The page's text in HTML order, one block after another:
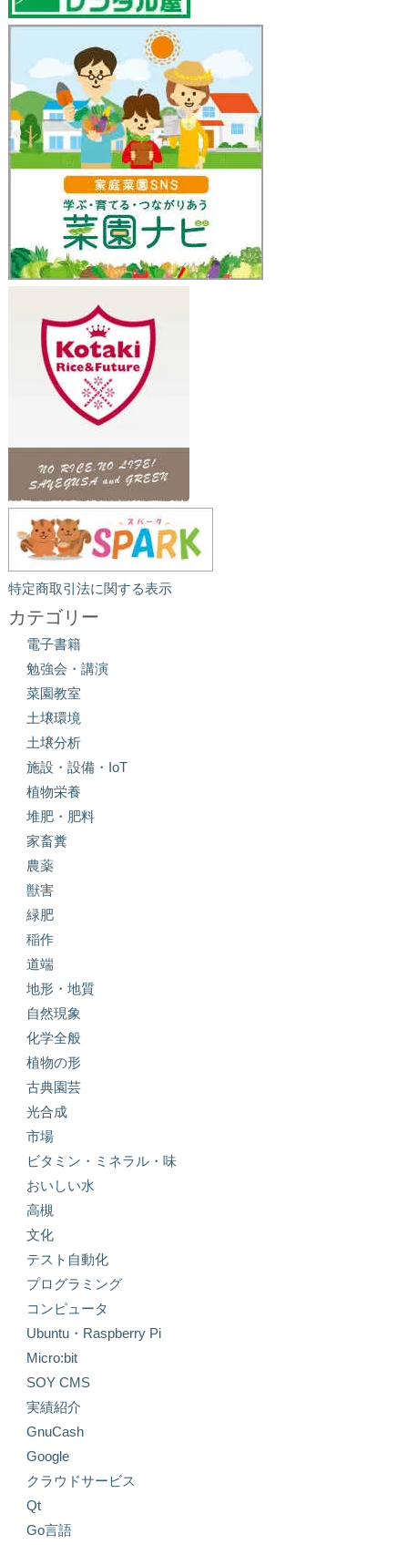
特定商取引法に関する表示
カテゴリー
電子書籍
勉強会・講演
菜園教室
土壌環境
土壌分析
施設・設備・IoT
植物栄養
堆肥・肥料
家畜糞
農薬
獣害
緑肥
稲作
道端
地形・地質
自然現象
化学全般
植物の形
古典園芸
光合成
市場
ビタミン・ミネラル・味
おいしい水
高槻
文化
テスト自動化
プログラミング
コンピュータ
Ubuntu・Raspberry Pi
Micro:bit
SOY CMS
実績紹介
GnuCash
Google
クラウドサービス
Qt
Go言語